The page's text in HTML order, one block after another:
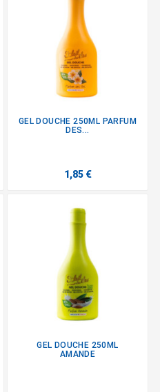
GEL DOUCHE 250ML PARFUM
DES...
1,85 €
GEL DOUCHE 250ML
AMANDE